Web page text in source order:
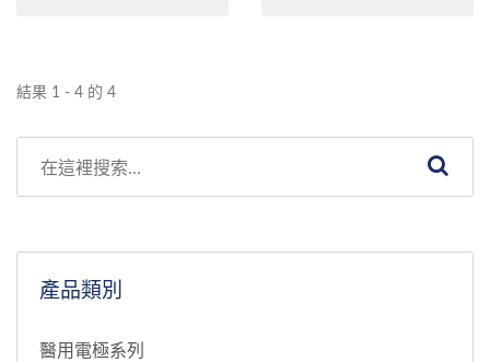
鈦合金材質，且具有優異的
真空度和貼附度。這意味著
電極能夠牢固地貼附在治療
結果 1 - 4 的 4
產品類別
醫用電極系列